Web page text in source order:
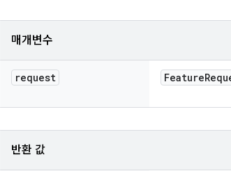
매개변수
request Feature
반환 값